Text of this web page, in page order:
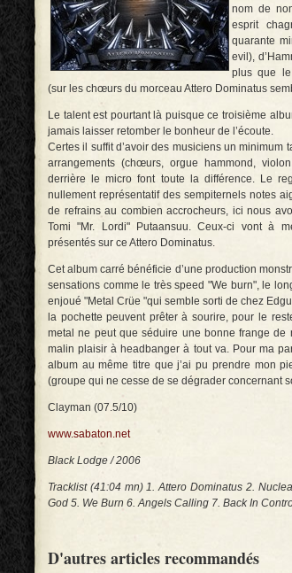
nom de
esprit
quarante
evil),
plus que le
(sur les chœurs du morceau Attero Dominatus
Le talent est pourtant là puisque ce troisième
jamais laisser retomber le bonheur de l’écoute.
Certes il suffit d’avoir des musiciens un
arrangements (chœurs, orgue hammond,
derrière le micro font toute la différence. Le
nullement représentatif des sempiternels notes
de refrains au combien accrocheurs, ici nous
Tomi "Mr. Lordi" Putaansuu. Ceux-ci vont à
présentés sur ce Attero Dominatus.
Cet album carré bénéficie d’une production
sensations comme le très speed "We burn", le
enjoué "Metal Crüe "qui semble sorti de chez
la pochette peuvent prêter à sourire, pour le
metal ne peut que séduire une bonne frange de
malin plaisir à headbanger à tout va. Pour ma
album au même titre que j’ai pu prendre mon
(groupe qui ne cesse de se dégrader concernant
Clayman (07.5/10)
www.sabaton.net
Black Lodge / 2006
Tracklist (41:04 mn) 1. Attero Dominatus 2.
God 5. We Burn 6. Angels Calling 7. Back In
D'autres articles recommandés